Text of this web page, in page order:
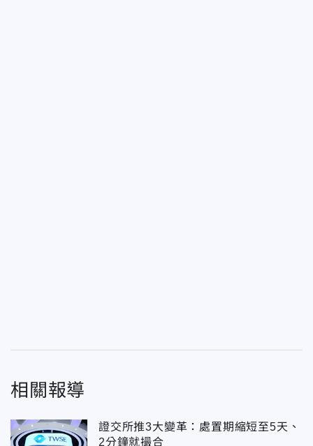
相關報導
證交所推3大變革：處置期縮短至5天、
2分鐘就撮合